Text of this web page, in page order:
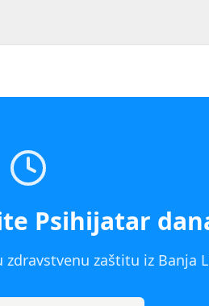
Psihijatar
zaštitu iz Banja